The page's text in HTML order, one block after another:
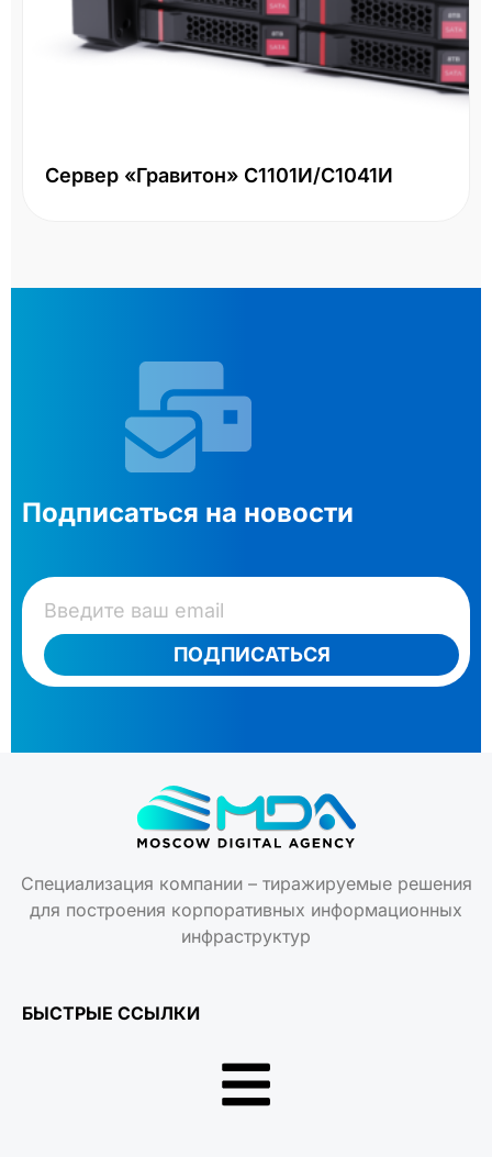
Сервер «Гравитон» С1101И/С1041И
Подписаться на новости
ПОДПИСАТЬСЯ
Специализация компании – тиражируемые решения
для построения корпоративных информационных
инфраструктур
БЫСТРЫЕ ССЫЛКИ